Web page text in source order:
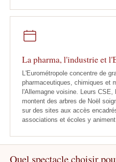
La pharma, l'industrie et
L'Eurométropole concentre de
pharmaceutiques, chimiques et
l'Allemagne voisine. Leurs
montent des arbres de Noël
sur des sites aux accès
associations et écoles y
Quel spectacle choisir